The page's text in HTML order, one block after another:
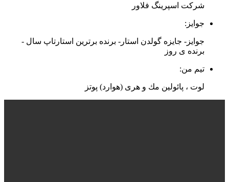
شرکت اسپرینگ فلاور
جوایز:
جوایز- جایزه گولدن استار- برنده برترین استارتاپ سال -
برنده ی روز
تیم من:
لوت ، پائولین مك و هری (هوارد) پوتز